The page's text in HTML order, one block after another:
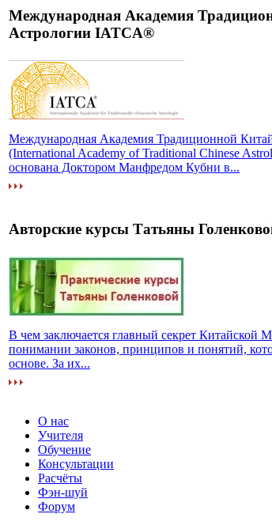
Международная Академия
Астрологии IATCA®
Международная Академия Традиционной
(International Academy of Traditional Chinese
основана Доктором Манфредом Кубни в...
Авторские курсы Татьяны
В чем заключается главный секрет Китайской
понимании законов, принципов и понятий,
основе. За их...
О нас
Учителя
Обучение
Консультации
Расчёты
Фэн-шуй
Форум